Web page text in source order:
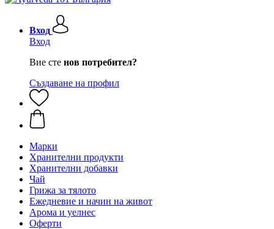
Вход
Вход
Вие сте нов потребител?
Създаване на профил
Марки
Хранителни продукти
Хранителни добавки
Чай
Грижа за тялото
Ежедневие и начин на живот
Арома и уелнес
Оферти